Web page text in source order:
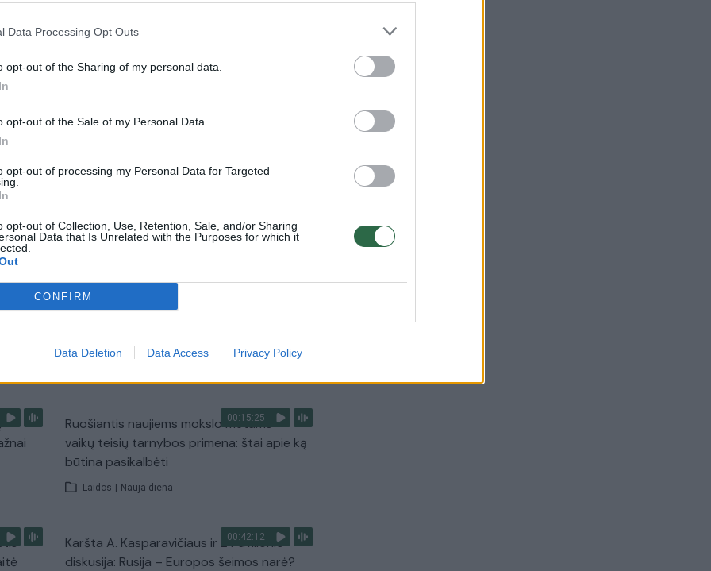
Data Processing Opt Outs
opt-out of the Sharing of my personal data.
opt-out of the Sale of my Personal Data.
opt-out of processing my Personal Data for Targeted
opt-out of Collection, Use, Retention, Sale, and/or Sharing
Data that Is Unrelated with the Purposes for which it
CONFIRM
Data Deletion Data Access Privacy Policy
–
kasdienybė – priekabiavimas, patyčios ir
Žinios Lietuvos diena
00:02:08
Aukštaitijos pučiamųjų orkestras
Nyderlanduose apgynė čempionų vardą
00:15:25
Ruošiantis naujiems mokslo metams –
vaikų teisių tarnybos primena: štai apie ką
būtina pasikalbėti
Laidos | Nauja diena
00:42:12
Karšta A. Kasparavičiaus ir Ž Pavilionio
diskusija: Rusija – Europos šeimos narė?